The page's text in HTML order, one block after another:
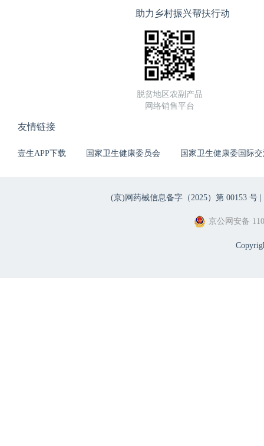
助力乡村振兴帮扶行动
脱贫地区农副产品
网络销售平台
友情链接
壹生APP下载 国家卫生健康委员会 国家卫生健康委国际
(京)网药械信息备字（2025）第 00153 号 |
京公网安备